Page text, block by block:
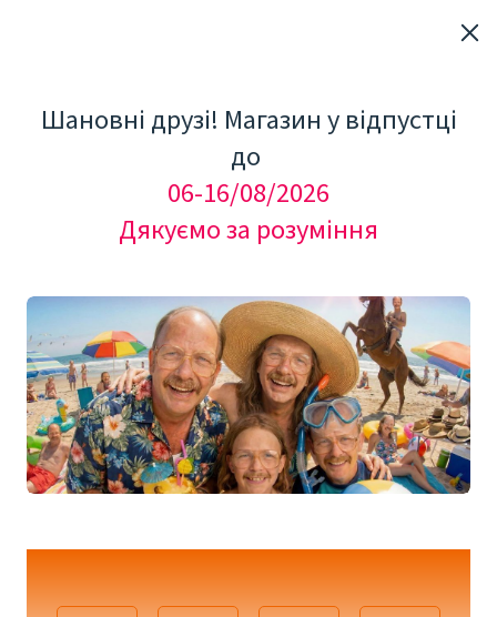
КОСМЕТОЛОГІЧНЕ ОБЛАДНАННЯ
Шановні друзі! Магазин у відпустці
до
06-16/08/2026
Дякуємо за розуміння